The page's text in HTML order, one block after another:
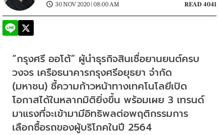
30 NOV 2020 | 08:00 AM
READ 4041
“กรุงศรี ออโต้” ผู้นำธุรกิจสินเชื่อยานยนต์ครบ
วงจร เครือธนาคารกรุงศรีอยุธยา จำกัด
(มหาชน) ชี้ความก้าวหน้าทางเทคโนโลยีเปิด
โอกาสได้ในหลากมิติยิ่งขึ้น พร้อมเผย 3 เทรนด์
มาแรงที่จะเข้ามามีอิทธิพลต่อพฤติกรรมการ
เลือกซื้อรถของผู้บริโภคในปี 2564